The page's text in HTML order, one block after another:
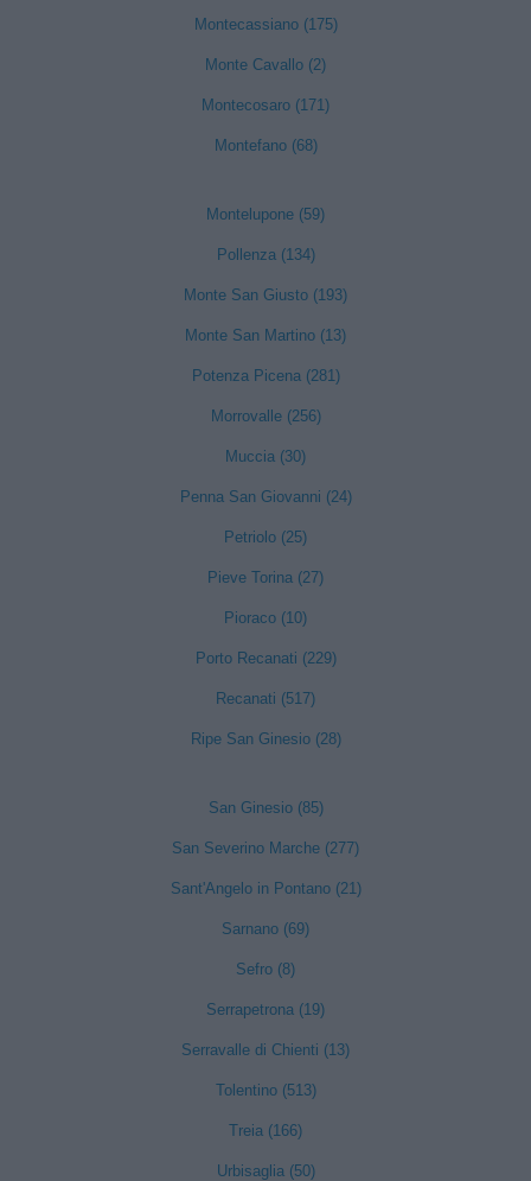
Montecassiano (175)
Monte Cavallo (2)
Montecosaro (171)
Montefano (68)
Montelupone (59)
Pollenza (134)
Monte San Giusto (193)
Monte San Martino (13)
Potenza Picena (281)
Morrovalle (256)
Muccia (30)
Penna San Giovanni (24)
Petriolo (25)
Pieve Torina (27)
Pioraco (10)
Porto Recanati (229)
Recanati (517)
Ripe San Ginesio (28)
San Ginesio (85)
San Severino Marche (277)
Sant'Angelo in Pontano (21)
Sarnano (69)
Sefro (8)
Serrapetrona (19)
Serravalle di Chienti (13)
Tolentino (513)
Treia (166)
Urbisaglia (50)